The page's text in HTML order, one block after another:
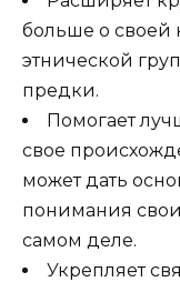
больше о своей
этнической
предки.
Помогает
свое
может дать
понимания
самом деле.
Укрепляет